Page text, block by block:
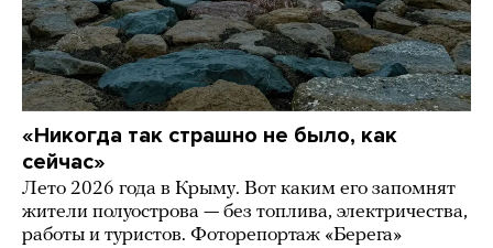
«Никогда так страшно не было, как
сейчас»
Лето 2026 года в Крыму. Вот каким его запомнят
жители полуострова — без топлива, электричества,
работы и туристов. Фоторепортаж «Берега»